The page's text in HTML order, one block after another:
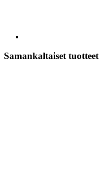
Samankaltaiset tuotteet